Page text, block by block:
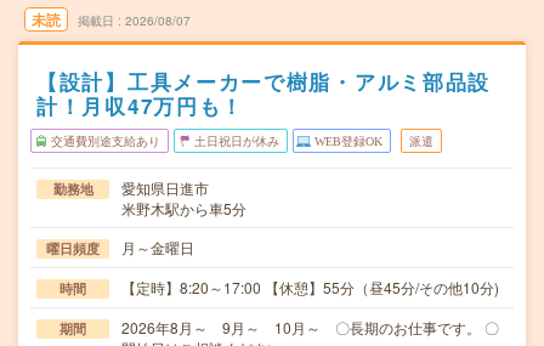
未読 掲載日 2026/08/07
【設計】工具メーカーで樹脂・アルミ部品設
計！月収47万円も！
交通費別途支給あり 土日祝日が休み WEB登録OK 派遣
勤務地
愛知県日進市
米野木駅から車5分
曜日頻度 月～金曜日
時間 【定時】8:20～17:00 【休憩】55分（昼45分/その他10分)
期間
2026年8月～ 9月～ 10月～ 〇長期のお仕事です。 〇